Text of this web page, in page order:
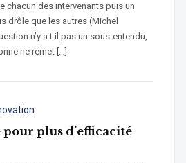
chacun des intervenants puis un
drôle que les autres (Michel
n’y a t il pas un sous-entendu,
ne remet […]
plus d’efficacité